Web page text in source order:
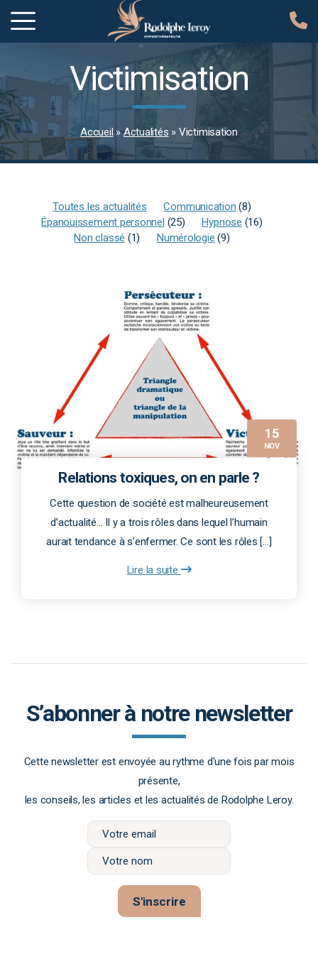
Victimisation
Accueil » Actualités » Victimisation
Toutes les actualités Communication (8)
Épanouissement personnel (25) Hypnose (16)
Non classé (1) Numérologie (9)
15
NOV
Relations toxiques, on en parle ?
Cette question de société est malheureusement
d’actualité… Il y a trois rôles dans lequel l’humain
aurait tendance à s’enfermer. Ce sont les rôles […]
Lire la suite
S’abonner à notre newsletter
Cette newsletter est envoyée au rythme d'une fois par mois
présente,
les conseils, les articles et les actualités de Rodolphe Leroy.